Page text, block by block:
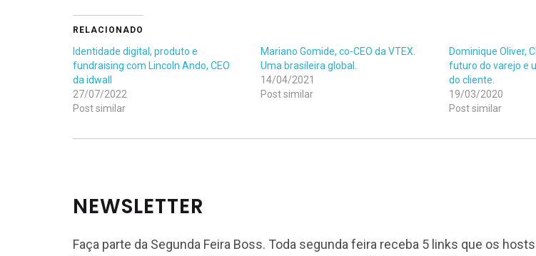
RELACIONADO
Identidade digital, produto e
fundraising com Lincoln Ando, CEO
da idwall
27/07/2022
Post similar
Mariano Gomide, co-CEO da VTEX.
Uma brasileira global.
14/04/2021
Post similar
Dominique Oliver,
futuro do varejo e
do cliente.
19/03/2020
Post similar
NEWSLETTER
Faça parte da Segunda Feira Boss. Toda segunda feira receba 5 links que os